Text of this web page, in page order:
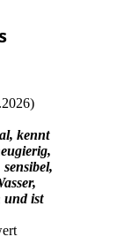
kennt
und ist